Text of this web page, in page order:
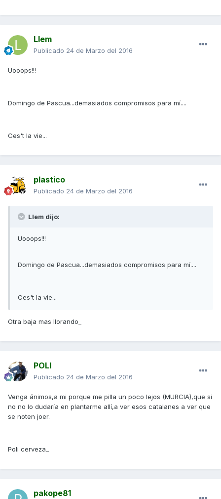
Llem
Publicado 24 de Marzo del 2016
Uooops!!!
Domingo de Pascua...demasiados compromisos para mí....
Ces't la vie...
plastico
Publicado 24 de Marzo del 2016
Llem dijo:
Uooops!!!
Domingo de Pascua...demasiados compromisos para mí....
Ces't la vie...
Otra baja mas llorando_
POLI
Publicado 24 de Marzo del 2016
Venga ánimos,a mi porque me pilla un poco lejos (MURCIA),que si
no no lo dudaría en plantarme allí,a ver esos catalanes a ver que
se noten joer.
Poli cerveza_
pakope81